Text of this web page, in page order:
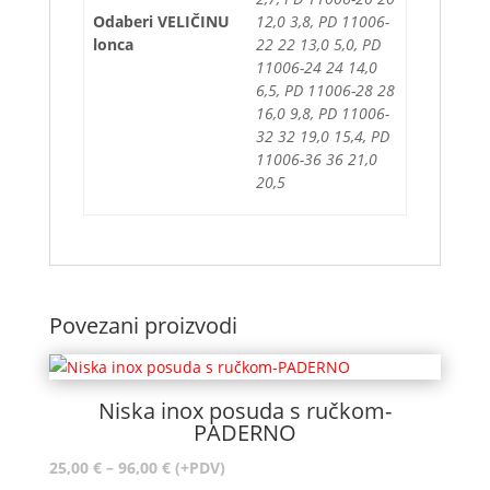
Odaberi VELIČINU
lonca
12,0 3,8, PD 11006-
22 22 13,0 5,0, PD
11006-24 24 14,0
6,5, PD 11006-28 28
16,0 9,8, PD 11006-
32 32 19,0 15,4, PD
11006-36 36 21,0
20,5
Povezani proizvodi
Niska inox posuda s ručkom-
PADERNO
25,00 € – 96,00 €Raspon
(+PDV)